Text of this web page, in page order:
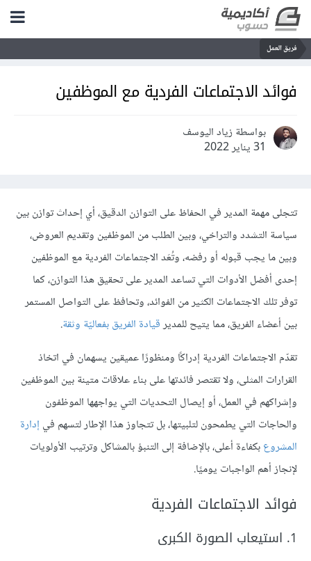
فريق العمل
فوائد الاجتماعات الفردية مع الموظفين
بواسطة زياد اليوسف
31 يناير 2022
تتجلى مهمة المدير في الحفاظ على التوازن الدقيق، أي إحداث توازن بين
سياسة التشدد والتراخي، وبين الطلب من الموظفين وتقديم العروض،
وبين ما يجب قبوله أو رفضه، وتُعَد الاجتماعات الفردية مع الموظفين
إحدى أفضل الأدوات التي تساعد المدير على تحقيق هذا التوازن، كما
توفر تلك الاجتماعات الكثير من الفوائد، وتحافظ على التواصل المستمر
بين أعضاء الفريق، مما يتيح للمديرقيادة الفريق بفعاليّة وثقة.
تقدّم الاجتماعات الفردية إدراكًا ومنظورًا عميقين يسهمان في اتخاذ
القرارات المثلى، ولا تقتصر فائدتها على بناء علاقات متينة بين الموظفين
وإشراكهم في العمل، أو إيصال التحديات التي يواجهها الموظفون
والحاجات التي يطمحون لتلبيتها، بل تتجاوز هذا الإطار لتسهم في إدارة
المشروعبكفاءة أعلى، بالإضافة إلى التنبؤ بالمشاكل وترتيب الأولويات
لإنجاز أهم الواجبات يوميًا.
فوائد الاجتماعات الفردية
1. استيعاب الصورة الكبرى